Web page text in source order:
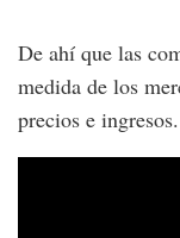
De ahí que las
medida de los
precios e ingresos.